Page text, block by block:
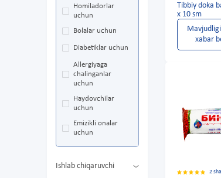
Homiladorlar
uchun
Bolalar uchun
Diabetiklar uchun
Allergiyaga
chalinganlar
uchun
Haydovchilar
uchun
Emizikli onalar
uchun
Ishlab chiqaruvchi
Tibbiy doka
x 10 sm
xabar
2